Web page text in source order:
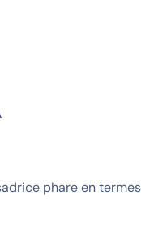
phare en termes